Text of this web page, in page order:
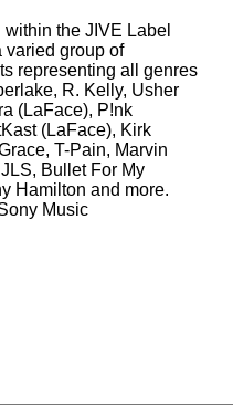
the JIVE Label
varied group of
representing all genres
R. Kelly, Usher
(LaFace), P!nk
(LaFace), Kirk
T-Pain, Marvin
Bullet For My
Hamilton and more.
Music